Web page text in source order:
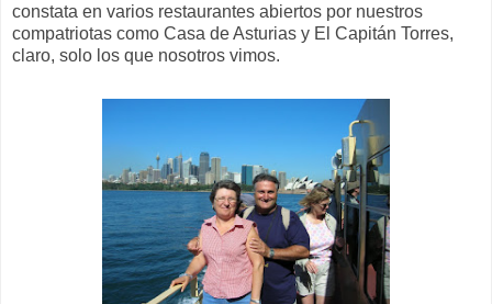
constata en varios restaurantes abiertos por nuestros
compatriotas como Casa de Asturias y El Capitán Torres,
claro, solo los que nosotros vimos.